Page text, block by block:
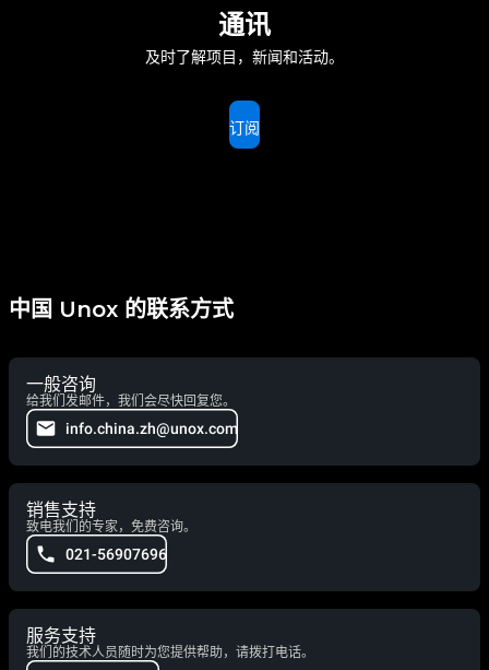
通讯
及时了解项目，新闻和活动。
订阅
中国 Unox 的联系方式
一般咨询
给我们发邮件，我们会尽快回复您。
info.china.zh@unox.com
销售支持
致电我们的专家，免费咨询。
021-56907696
服务支持
我们的技术人员随时为您提供帮助，请拨打电话。